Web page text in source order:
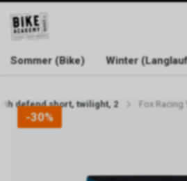
WELCOME TO BIKE
Sommer (Bike) Winter
defend short, twilight, 2 Fox Racing
-30%